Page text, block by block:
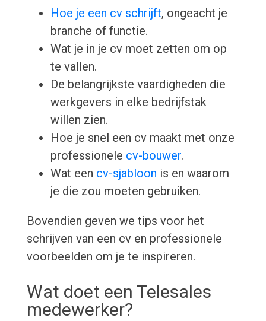
Hoe je een cv schrijft, ongeacht je
branche of functie.
Wat je in je cv moet zetten om op
te vallen.
De belangrijkste vaardigheden die
werkgevers in elke bedrijfstak
willen zien.
Hoe je snel een cv maakt met onze
professionele cv-bouwer.
Wat een cv-sjabloon is en waarom
je die zou moeten gebruiken.
Bovendien geven we tips voor het
schrijven van een cv en professionele
voorbeelden om je te inspireren.
Wat doet een Telesales
medewerker?